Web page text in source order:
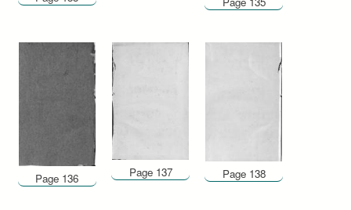
Page 136 Page 137 Page 138